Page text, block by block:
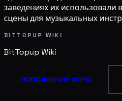
заведениях их использовали
сцены для музыкальных
BITTOPUP WIKI
BitTopup Wiki
ПОПОЛНЕНИЕ ИГРЫ